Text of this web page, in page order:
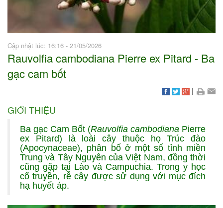
Cập nhật lúc: 16:16 - 21/05/2026
Rauvolfia cambodiana Pierre ex Pitard - Ba
gạc cam bốt
|
GIỚI THIỆU
Ba gạc Cam Bốt (Rauvolfia cambodiana Pierre
ex Pitard) là loài cây thuộc họ Trúc đào
(Apocynaceae), phân bố ở một số tỉnh miền
Trung và Tây Nguyên của Việt Nam, đồng thời
cũng gặp tại Lào và Campuchia. Trong y học
cổ truyền, rễ cây được sử dụng với mục đích
hạ huyết áp.